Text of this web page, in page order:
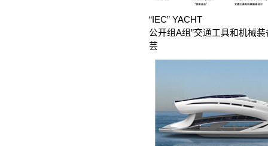
“IEC” YACHT
公开组A组”交通工具和机械
芸